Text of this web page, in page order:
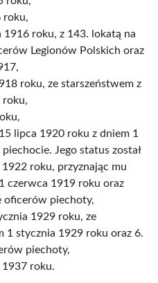
roku,
roku, z 143. lokatą na
Legionów Polskich oraz
roku, ze starszeństwem z
roku,
lipca 1920 roku z dniem 1
Jego status został
roku, przyznając mu
czerwca 1919 roku oraz
oficerów piechoty,
1929 roku, ze
1 stycznia 1929 roku oraz 6.
piechoty,
1937 roku.